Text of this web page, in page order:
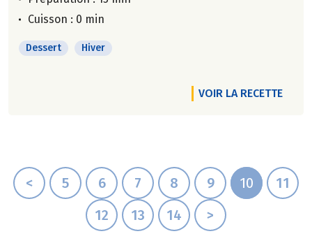
Cuisson : 0 min
Dessert Hiver
VOIR LA RECETTE
< 5 6 7 8 9 10
11
12
13 14 >